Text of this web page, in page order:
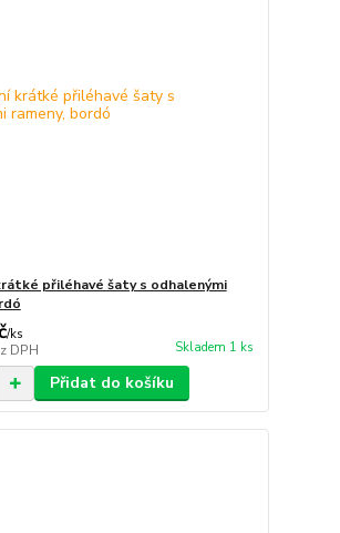
přiléhavé šaty s odhalenými
/ks
DPH Skladem 1 ks
Přidat do košíku